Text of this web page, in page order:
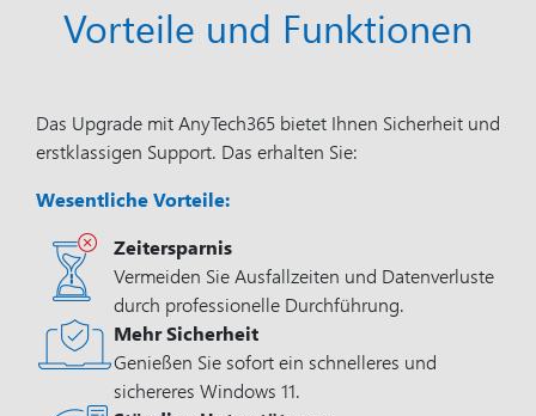
Vorteile und Funktionen
Das Upgrade mit AnyTech365 bietet Ihnen Sicherheit und
erstklassigen Support. Das erhalten Sie:
Wesentliche Vorteile:
Zeitersparnis
Vermeiden Sie Ausfallzeiten und Datenverluste
durch professionelle Durchführung.
Mehr Sicherheit
Genießen Sie sofort ein schnelleres und
sichereres Windows 11.